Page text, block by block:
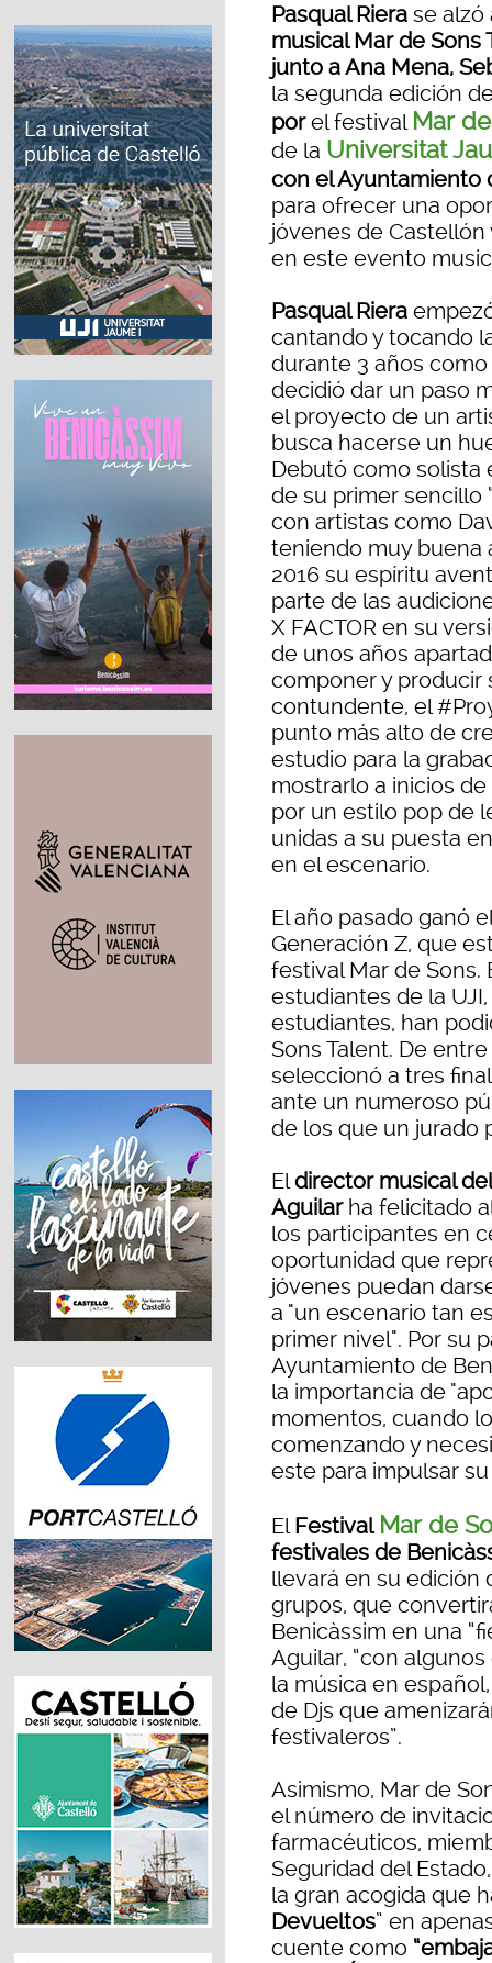
Pasqual Riera se
musical Mar de Sons
junto a Ana Mena,
la segunda edición
porel festival Mar
de la Universitat
con el Ayuntamiento
para ofrecer una
jóvenes de
en este evento
Pasqual Riera
cantando y tocando
durante 3 años
decidió dar un paso
el proyecto de un
busca hacerse un
Debutó como solista
de su primer sencillo
con artistas como
teniendo muy buena
2016 su espíritu
parte de las
X FACTOR en su
de unos años
componer y producir
contundente, el
punto más alto de
estudio para la
mostrarlo a inicios
por un estilo pop de
unidas a su puesta
en el escenario.
El año pasado ganó
Generación Z, que
festival Mar de Sons.
estudiantes de la
estudiantes, han
Sons Talent. De
seleccionó a tres
ante un numeroso
de los que un jurado
Eldirector musical
Aguilarha felicitado
los participantes en
oportunidad que
jóvenes puedan
a "un escenario tan
primer nivel". Por su
Ayuntamiento de
la importancia de
momentos, cuando
comenzando y
este para impulsar
ElFestival Mar de
festivales de
llevará en su edición
grupos, que
Benicàssim en una
Aguilar, “con
la música en
de Djs que
festivaleros”.
Asimismo, Mar de
el número de
farmacéuticos,
Seguridad del
la gran acogida que
Devueltos” en
cuente como